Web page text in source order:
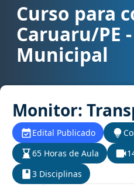
Curso para concurso Caruaru/
Curso para
Caruaru/PE
Municipal
Monitor:
Edital Publicado
65 Horas de Aula
3 Disciplinas